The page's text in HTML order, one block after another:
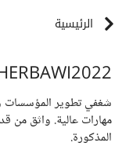
الرئيسية
شغفي تطوير المؤسسات
مهارات عالية. واثق من
المذكورة.